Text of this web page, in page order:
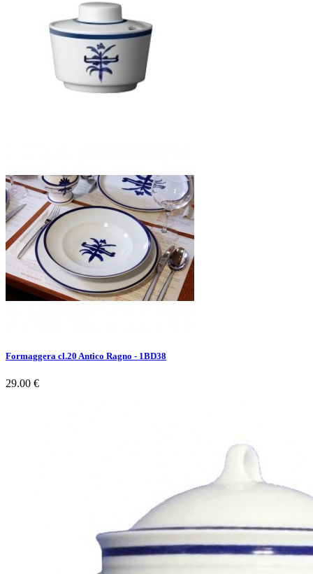
Formaggera cl.20 Antico Ragno - 1BD38
29.00 €